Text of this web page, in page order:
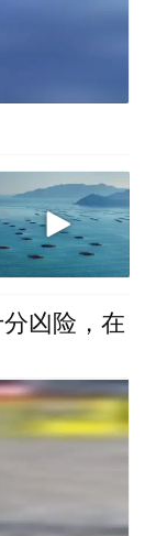
凶险，在